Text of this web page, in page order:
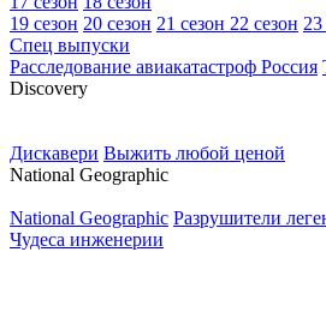
19 сезон 20 сезон 21 сезон 22 сезон 23
Спец выпуски
Расследование авиакатастроф Россия
Discovery
Дискавери Выжить любой ценой
National Geographic
National Geographic Разрушители
Чудеса инженерии